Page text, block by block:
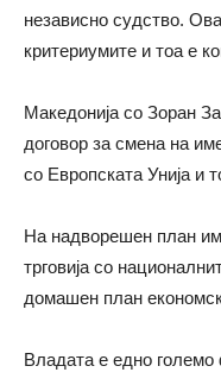
независно судство.
критериумите и тоа е
Македонија со Зоран
договор за смена на
со Европската Унија и
На надворешен план
трговија со
домашен план
Владата е едно големо